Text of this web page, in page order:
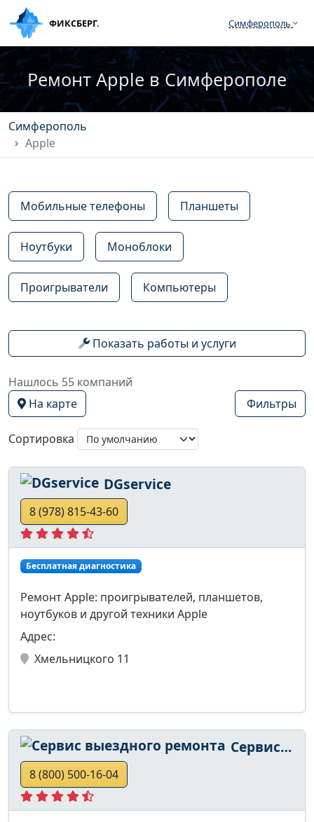
ФИКСБЕРГ. Симферополь
Ремонт Apple в Симферополе
Симферополь
Apple
Мобильные телефоны Планшеты
Ноутбуки Моноблоки
Проигрыватели Компьютеры
Показать работы и услуги
Нашлось 55 компаний
На карте
Фильтры
Сортировка
DGservice
8 (978) 815-43-60
Бесплатная диагностика
Ремонт Apple: проигрывателей, планшетов,
ноутбуков и другой техники Apple
Адрес:
Хмельницкого 11
Сервис выездного ремонта
8 (800) 500-16-04